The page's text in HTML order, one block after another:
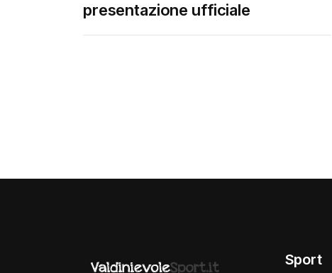
presentazione ufficiale
Sport